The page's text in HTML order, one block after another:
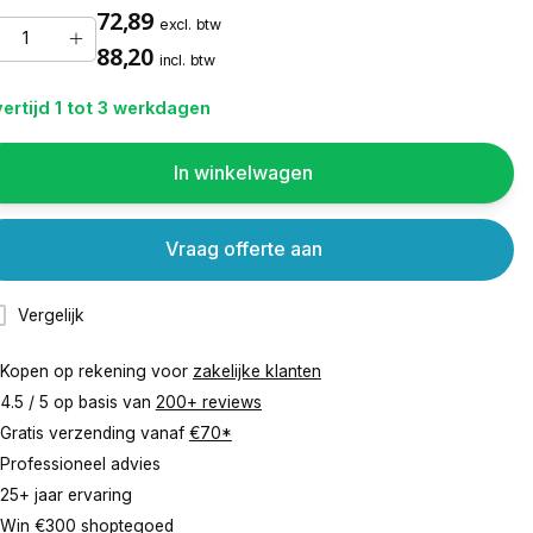
72,89 excl. btw
88,20 incl. btw
1 tot 3 werkdagen
In winkelwagen
Vergelijk
Vraag offerte aan
Kopen op rekening voor zakelijke klanten
4.5 / 5 op basis van 200+ reviews
Gratis verzending vanaf €70*
Professioneel advies
25+ jaar ervaring
Win €300 shoptegoed